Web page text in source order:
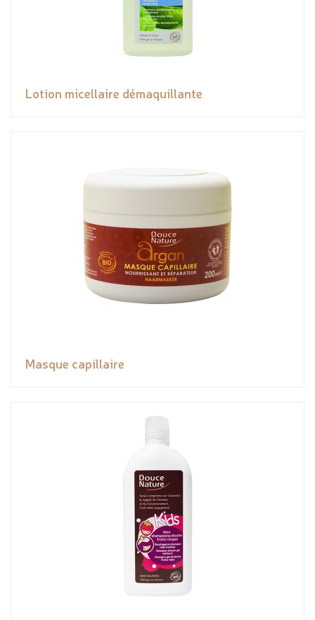
Lotion micellaire démaquillante
Masque capillaire